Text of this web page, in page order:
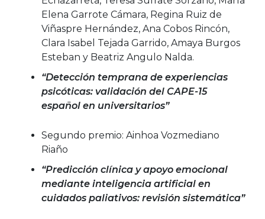
Elena Garrote Cámara, Regina Ruiz de
Viñaspre Hernández, Ana Cobos Rincón,
Clara Isabel Tejada Garrido, Amaya Burgos
Esteban y Beatriz Angulo Nalda.
“Detección temprana de experiencias
psicóticas: validación del CAPE-15
español en universitarios”
Segundo premio: Ainhoa Vozmediano
Riaño
“Predicción clínica y apoyo emocional
mediante inteligencia artificial en
cuidados paliativos: revisión sistemática”